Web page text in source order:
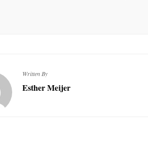
Written By
Esther Meijer